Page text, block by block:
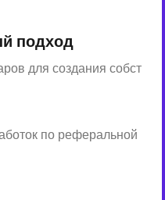
подход
для создания собст
по реферальной